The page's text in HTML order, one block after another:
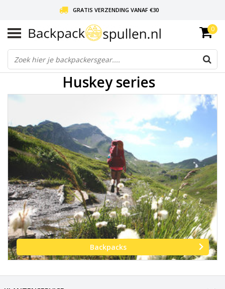
GRATIS VERZENDING VANAF €30
LIEFDE VOOR BACKPACKEN!
30 DAGEN GRATIS RETOUR
0
Huskey series
Backpacks